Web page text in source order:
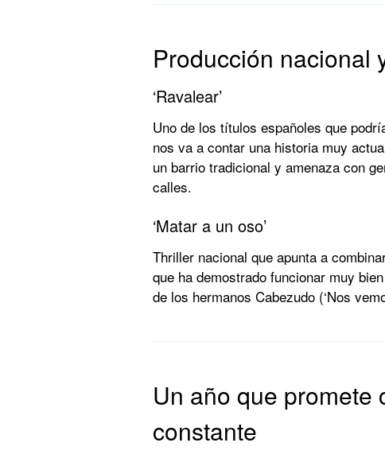
Producción nacional
‘Ravalear’
Uno de los títulos españoles que
nos va a contar una historia muy
un barrio tradicional y amenaza con
calles.
‘Matar a un oso’
Thriller nacional que apunta a
que ha demostrado funcionar muy
de los hermanos Cabezudo (‘Nos
Un año que promete
constante